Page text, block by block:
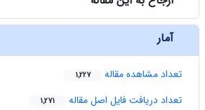
آمار
تعداد مشاهده مقاله 1,227
تعداد دریافت فایل اصل مقاله 1,271